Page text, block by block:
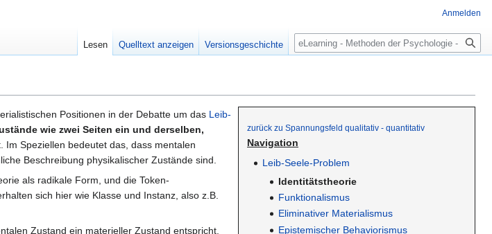
zurück zu Spannungsfeld qualitativ - quantitativ
Navigation
Leib-Seele-Problem
Identitätstheorie
Funktionalismus
Eliminativer Materialismus
Epistemischer Behaviorismus
Positionen in der Debatte um das Leib-
wie zwei Seiten ein und derselben,
Im Speziellen bedeutet das, dass mentalen
Beschreibung physikalischer Zustände sind.
als radikale Form, und die Token-
sich hier wie Klasse und Instanz, also z.B.
Zustand ein materieller Zustand entspricht.
Anmelden
Lesen Quelltext anzeigen Versionsgeschichte Suche